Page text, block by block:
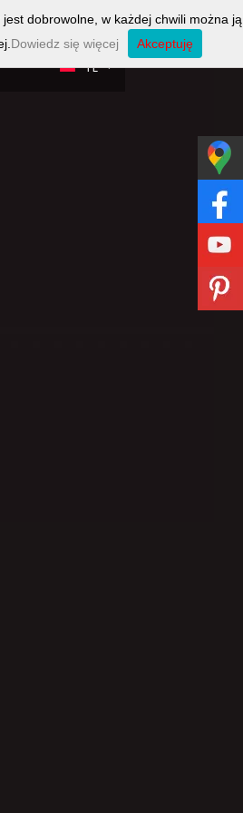
PL
jest dobrowolne, w każdej chwili można ją
Dowiedz się więcej Akceptuję